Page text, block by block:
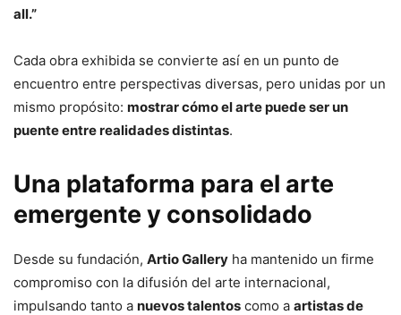
all.”
Cada obra exhibida se convierte así en un punto de
encuentro entre perspectivas diversas, pero unidas por un
mismo propósito: mostrar cómo el arte puede ser un
puente entre realidades distintas.
Una plataforma para el arte
emergente y consolidado
Desde su fundación, Artio Gallery ha mantenido un firme
compromiso con la difusión del arte internacional,
impulsando tanto a nuevos talentos como a artistas de